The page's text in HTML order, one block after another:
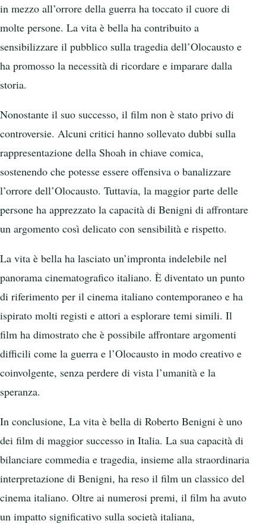
in mezzo all’orrore della guerra ha toccato il cuore di
molte persone. La vita è bella ha contribuito a
sensibilizzare il pubblico sulla tragedia dell’Olocausto e
ha promosso la necessità di ricordare e imparare dalla
storia.
Nonostante il suo successo, il film non è stato privo di
controversie. Alcuni critici hanno sollevato dubbi sulla
rappresentazione della Shoah in chiave comica,
sostenendo che potesse essere offensiva o banalizzare
l’orrore dell’Olocausto. Tuttavia, la maggior parte delle
persone ha apprezzato la capacità di Benigni di affrontare
un argomento così delicato con sensibilità e rispetto.
La vita è bella ha lasciato un’impronta indelebile nel
panorama cinematografico italiano. È diventato un punto
di riferimento per il cinema italiano contemporaneo e ha
ispirato molti registi e attori a esplorare temi simili. Il
film ha dimostrato che è possibile affrontare argomenti
difficili come la guerra e l’Olocausto in modo creativo e
coinvolgente, senza perdere di vista l’umanità e la
speranza.
In conclusione, La vita è bella di Roberto Benigni è uno
dei film di maggior successo in Italia. La sua capacità di
bilanciare commedia e tragedia, insieme alla straordinaria
interpretazione di Benigni, ha reso il film un classico del
cinema italiano. Oltre ai numerosi premi, il film ha avuto
un impatto significativo sulla società italiana,